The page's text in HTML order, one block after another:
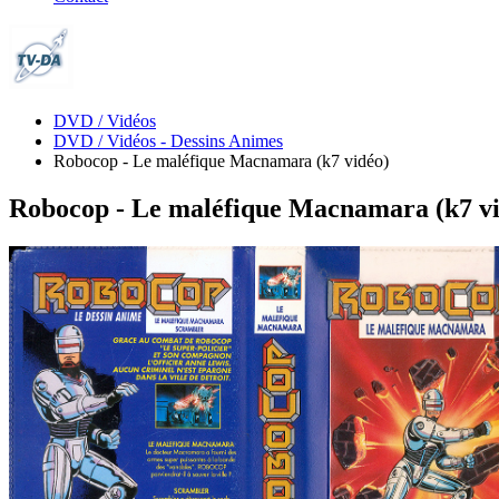
DVD / Vidéos
DVD / Vidéos - Dessins Animes
Robocop - Le maléfique Macnamara (k7 vidéo)
Robocop - Le maléfique Macnamara (k7